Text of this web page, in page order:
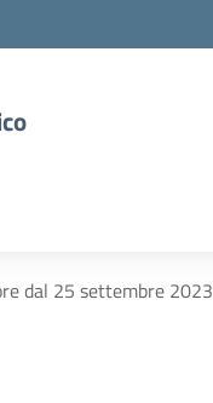
dal 25 settembre 2023